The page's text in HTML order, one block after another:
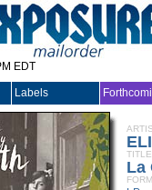
EDT
Labels
TITLE
La